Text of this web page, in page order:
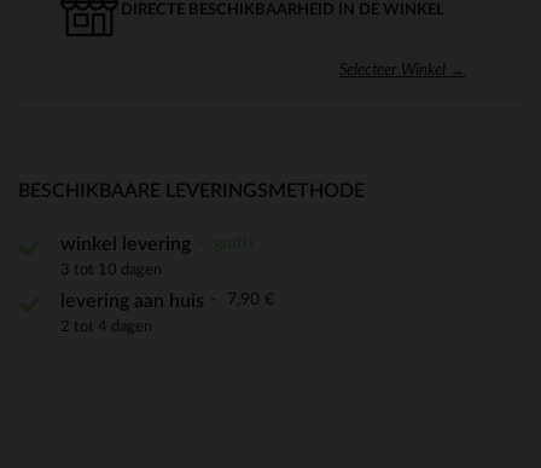
DIRECTE BESCHIKBAARHEID IN DE WINKEL
Selecteer Winkel →
BESCHIKBAARE LEVERINGSMETHODE
winkel levering
3 tot 10 dagen
levering aan huis 7,90 €
2 tot 4 dagen